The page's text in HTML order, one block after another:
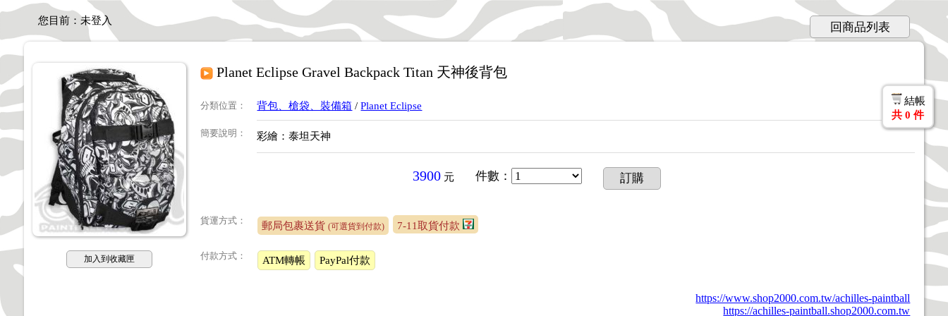
您目前： 未登入 回商品列表
加入到收藏匣
Planet Eclipse Gravel Backpack Titan 天神後背包
分類位置 ： 背包、槍袋、裝備箱 /Planet Eclipse
簡要說明 ： 彩繪：泰坦天神
3900元 件數 ： 訂購
貨運方式： 郵局包裹送貨(可選貨到付款) 7-11取貨付款
付款方式： ATM轉帳 PayPal付款
https://www.shop2000.com.tw/achilles-paintball
https://achilles-paintball.shop2000.com.tw
結帳
共 0 件